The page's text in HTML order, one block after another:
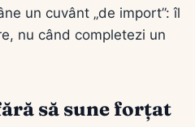
un cuvânt „de import”: îl
nu când completezi un
să sune forțat